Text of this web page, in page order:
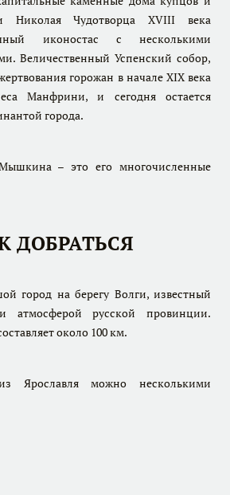
Николая Чудотворца XVIII века
иконостас с несколькими
Величественный Успенский собор,
горожан в начале XIX века
Манфрини, и сегодня остается
города.
– это его многочисленные
ДОБРАТЬСЯ
город на берегу Волги, известный
атмосферой русской провинции.
около 100 км.
Ярославля можно несколькими